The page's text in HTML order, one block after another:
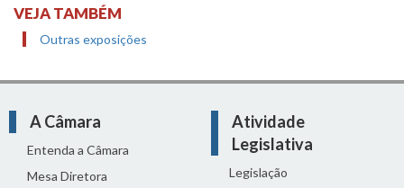
VEJA TAMBÉM
Outras exposições
A Câmara
Entenda a Câmara
Mesa Diretora
Atividade
Legislativa
Legislação